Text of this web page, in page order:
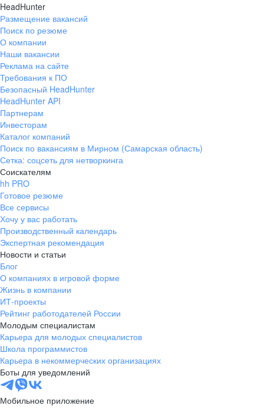
HeadHunter
Размещение вакансий
Поиск по резюме
О компании
Наши вакансии
Реклама на сайте
Требования к ПО
Безопасный HeadHunter
HeadHunter API
Партнерам
Инвесторам
Каталог компаний
Поиск по вакансиям в Мирном (Самарская область)
Сетка: соцсеть для нетворкинга
Соискателям
hh PRO
Готовое резюме
Все сервисы
Хочу у вас работать
Производственный календарь
Экспертная рекомендация
Новости и статьи
Блог
О компаниях в игровой форме
Жизнь в компании
ИТ-проекты
Рейтинг работодателей России
Молодым специалистам
Карьера для молодых специалистов
Школа программистов
Карьера в некоммерческих организациях
Боты для уведомлений
Мобильное приложение